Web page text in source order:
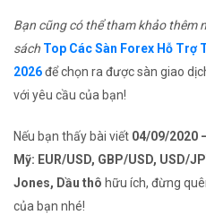
Bạn cũng có thể tham khảo thêm
sách Top Các Sàn Forex Hỗ Trợ
2026để chọn ra được sàn giao
với yêu cầu của bạn!
Nếu bạn thấy bài viết 04/09/2020
Mỹ: EUR/USD, GBP/USD, USD/
Jones, Dầu thô hữu ích, đừng
của bạn nhé!